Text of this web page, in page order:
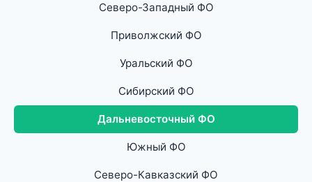
Северо-Западный ФО
Приволжский ФО
Уральский ФО
Сибирский ФО
Дальневосточный ФО
Южный ФО
Северо-Кавказский ФО